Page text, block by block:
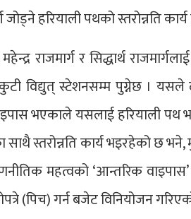
हरियाली पथको स्तरोन्नति
राजमार्ग र सिद्धार्थ
विद्युत् स्टेशनसम्म पुग्नेछ । यसले
भएकाले यसलाई हरियाली पथ
स्तरोन्नति कार्य भइरहेको छ
रणनीतिक महत्वको ‘आन्तरिक
(पिच) गर्न बजेट विनियोजन